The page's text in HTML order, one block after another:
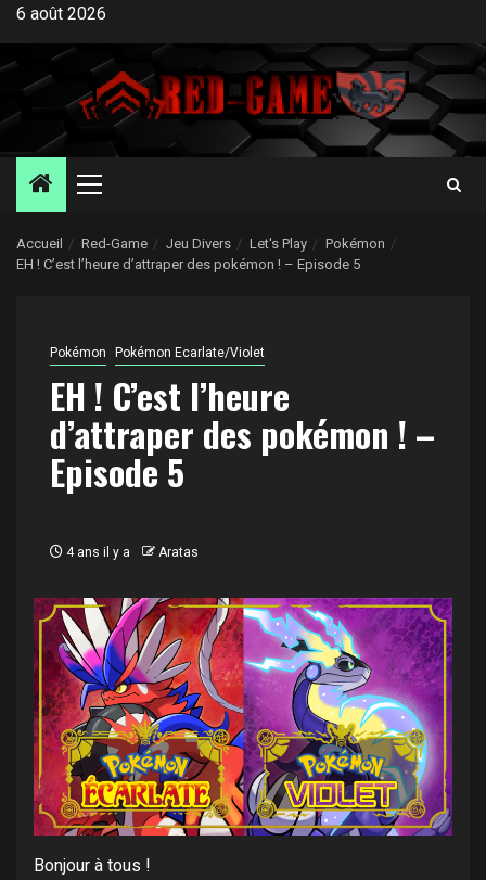
Aller
contenu
6 août 2026
Menu
Accueil Red-Game Jeu Divers Let's Play
Pokémon
EH ! C’est l’heure d’attraper des pokémon ! – Episode 5
Pokémon Pokémon Ecarlate/Violet
EH ! C’est l’heure
d’attraper des pokémon ! –
Episode 5
4 ans il y a Aratas
Bonjour à tous !